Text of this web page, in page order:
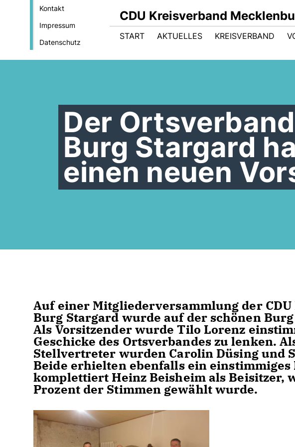
Kontakt
Impressum
Datenschutz
CDU Kreisverband
START AKTUELLES KREISVERBAND
Der
Burg Stargard
einen neuen
Auf einer Mitgliederversammlung der
Burg Stargard wurde auf der schönen
Als Vorsitzender wurde Tilo Lorenz
Geschicke des Ortsverbandes zu lenken.
Stellvertreter wurden Carolin Düsing und
Beide erhielten ebenfalls ein einstimmiges
komplettiert Heinz Beisheim als Beisitzer,
Prozent der Stimmen gewählt wurde.